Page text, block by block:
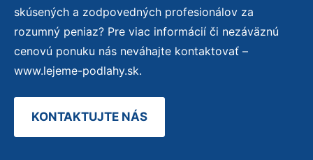
skúsených a zodpovedných profesionálov za
rozumný peniaz? Pre viac informácií či nezáväznú
cenovú ponuku nás neváhajte kontaktovať –
www.lejeme-podlahy.sk.
KONTAKTUJTE NÁS